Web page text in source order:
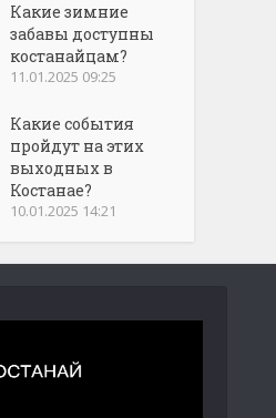
Какие зимние
забавы доступны
костанайцам?
11.01.2025 09:25
Какие события
пройдут на этих
выходных в
Костанае?
10.01.2025 14:21